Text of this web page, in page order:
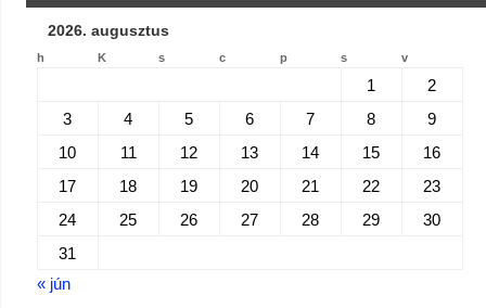
2026. augusztus
h K s c p s v
1
2
3
4 5 6 7 8
9
10
11 12 13 14 15
16
17
18 19 20 21 22
23
24
25 26 27 28 29
30
31
« jún